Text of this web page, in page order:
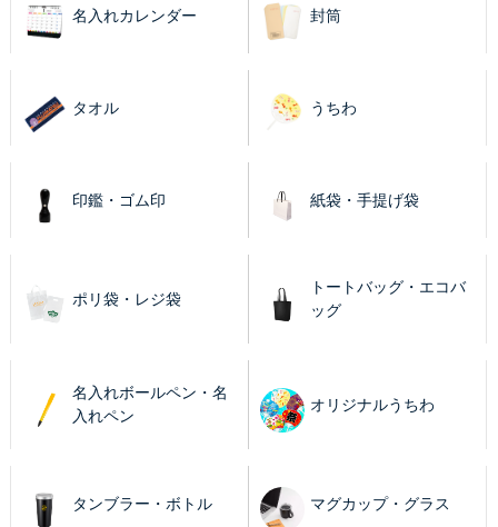
名入れカレンダー 封筒
タオル うちわ
印鑑・ゴム印 紙袋・手提げ袋
ポリ袋・レジ袋
トートバッグ・エコバ
ッグ
名入れボールペン・名
入れペン
オリジナルうちわ
タンブラー・ボトル マグカップ・グラス